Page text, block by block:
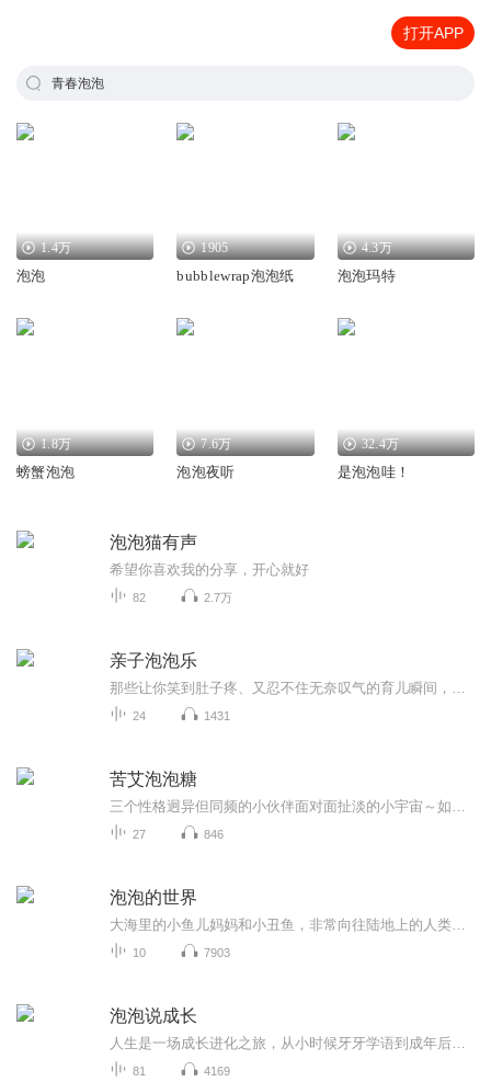
打开APP
青春泡泡
1.4万
泡泡
1905
bubblewrap泡泡纸
4.3万
泡泡玛特
1.8万
螃蟹泡泡
7.6万
泡泡夜听
32.4万
是泡泡哇！
泡泡猫有声
希望你喜欢我的分享，开心就好
82 2.7万
亲子泡泡乐
24 1431
苦艾泡泡糖
27 846
泡泡的世界
10 7903
泡泡说成长
81 4169